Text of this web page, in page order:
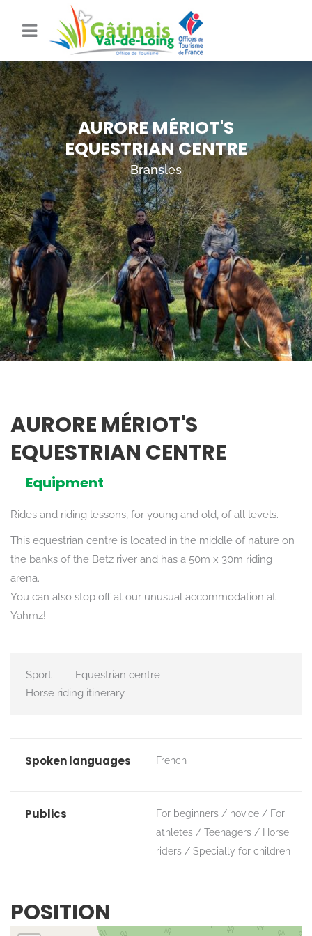
AURORE MÉRIOT'S
EQUESTRIAN CENTRE
Bransles
AURORE MÉRIOT'S
EQUESTRIAN CENTRE
Equipment
Rides and riding lessons, for young and old, of all levels.
This equestrian centre is located in the middle of nature on
the banks of the Betz river and has a 50m x 30m riding
arena.
You can also stop off at our unusual accommodation at
Yahmz!
Sport
Equestrian centre
Horse riding itinerary
Spoken languages French
Publics For beginners / novice
For
athletes
Teenagers
Horse
riders
Specially for children
POSITION